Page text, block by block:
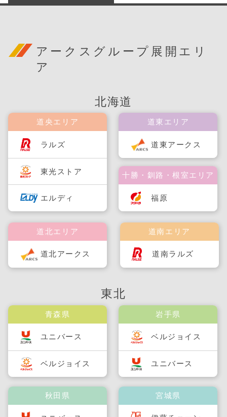
アークスグループ展開エリ
ア
北海道
道央エリア
ラルズ
東光ストア
エルディ
道南エリア
道南ラルズ
道北エリア
道北アークス
道東エリア
道東アークス
十勝・釧路・根室エリア
福原
東北
青森県
ユニバース
ベルジョイス
秋田県
岩手県
ベルジョイス
ユニバース
宮城県